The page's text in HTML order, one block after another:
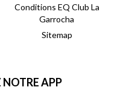
Conditions EQ Club La
Garrocha
Sitemap
NOTRE APP